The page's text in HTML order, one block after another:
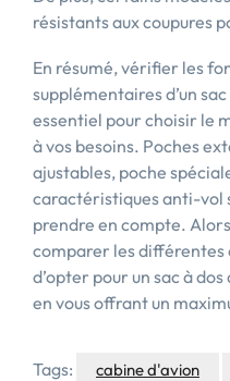
résistants aux coupures
En résumé, vérifier les
supplémentaires d’un
essentiel pour choisir le
à vos besoins. Poches
ajustables, poche
caractéristiques anti-vol
prendre en compte.
comparer les différentes
d’opter pour un sac à
en vous offrant un
Tags: cabine d'avion